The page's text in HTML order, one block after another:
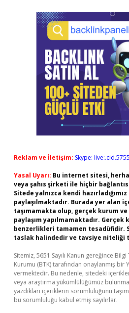
Reklam ve İletişim: Skype:
Yasal Uyarı: Bu internet sitesi,
veya şahıs şirketi ile hiçbir
Sitede yalnızca kendi
paylaşılmaktadır. Burada yer alan
taşımamakta olup, gerçek kurum
paylaşım yapılmamaktadır.
benzerlikleri tamamen tesadüfidir.
taslak halindedir ve tavsiye niteliği
Sitemiz, 5651 Sayılı Kanun gereğince
Kurumu (BTK) tarafından onaylanmış bir
vermektedir. Bu nedenle, sitedeki
veya araştırma yükümlülüğümüz
yazdıkları içeriklerin sorumluluğunu
bu sorumluluğu kabul etmiş sayılırlar.